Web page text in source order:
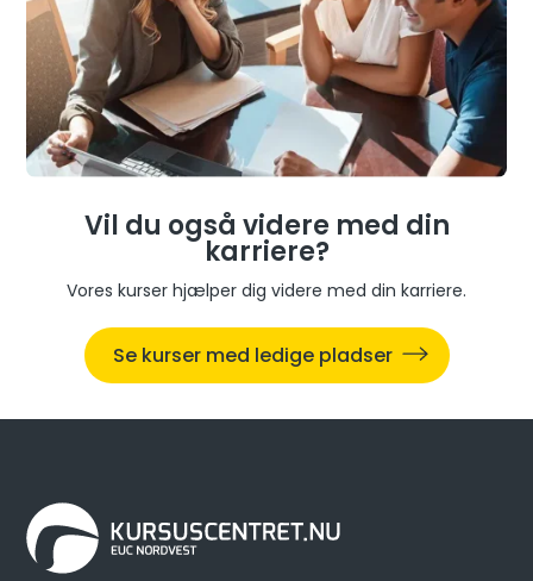
Vil du også videre med din
karriere?
Vores kurser hjælper dig videre med din karriere.
Se kurser med ledige pladser